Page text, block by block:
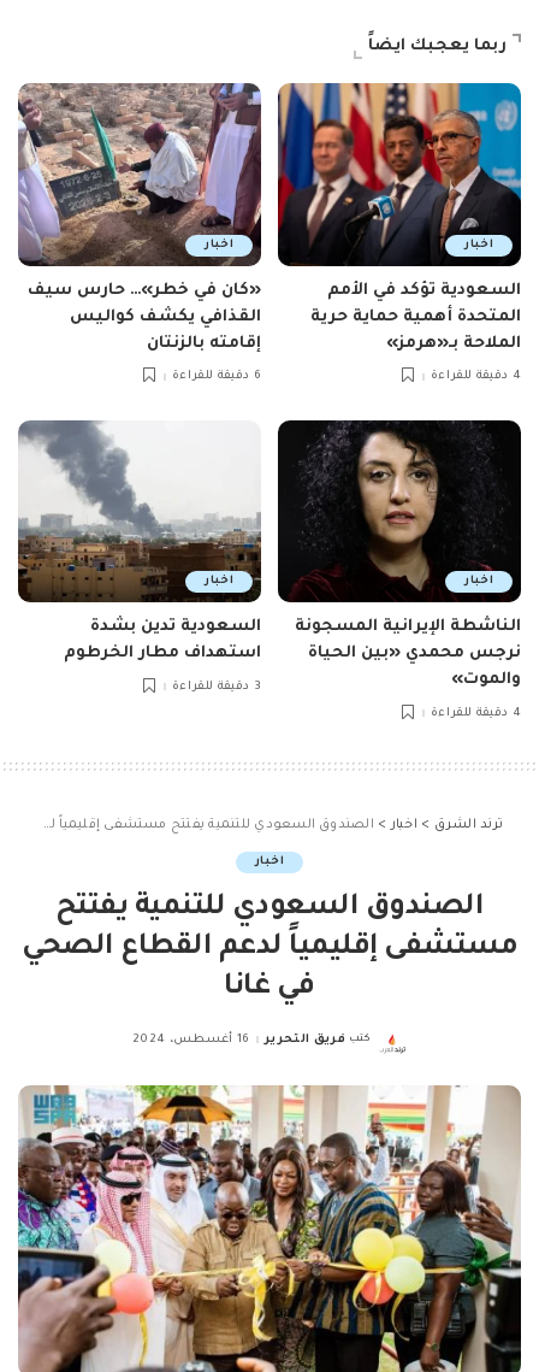
ربما يعجبك ايضاً
اخبار
السعودية تؤكد في الأمم
المتحدة أهمية حماية حرية
الملاحة بـ«هرمز»
4 دقيقة للقراءة
اخبار
«كان في خطر»… حارس سيف
القذافي يكشف كواليس
إقامته بالزنتان
6 دقيقة للقراءة
اخبار
الناشطة الإيرانية المسجونة
نرجس محمدي «بين الحياة
والموت»
4 دقيقة للقراءة
اخبار
السعودية تدين بشدة
استهداف مطار الخرطوم
3 دقيقة للقراءة
ترند الشرق > اخبار > الصندوق السعودي للتنمية يفتتح مستشفى إقليمياً لدعم القطاع الصحي في غانا
اخبار
الصندوق السعودي للتنمية يفتتح
مستشفى إقليمياً لدعم القطاع الصحي
في غانا
Posted
كتب فريق التحرير 16 أغسطس، 2024